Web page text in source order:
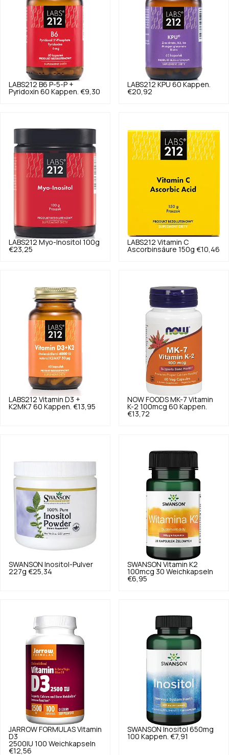
LABS212 B6 P-5-P +
Pyridoxin 60 Kappen. €9,30
LABS212 KPU 60 Kappen.
€20,92
LABS212 Myo-Inositol 100g
€23,25
LABS212 Vitamin C
Ascorbinsäure 150g €10,46
LABS212 Vitamin D3 +
K2MK7 60 Kappen. €13,95
NOW FOODS MK-7 Vitamin
K-2 100mcg 60 Kappen.
€13,72
SWANSON Inositol-Pulver
227g €25,34
SWANSON Vitamin K2
100mcg 30 Weichkapseln
€6,95
JARROW FORMULAS Vitamin
D3
2500IU 100 Weichkapseln
€12,56
SWANSON Inositol 650mg
100 Kappen. €7,91